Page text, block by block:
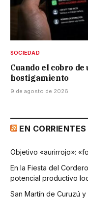
SOCIEDAD
Cuando el cobro
hostigamiento
9 de agosto de 2026
EN CORRIENTES
Objetivo «aurirrojo»:
En la Fiesta del
potencial productivo
San Martín de Curuzú